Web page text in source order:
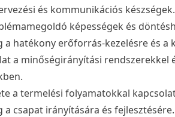
és kommunikációs készségek.
képességek és
a hatékony erőforrás-kezelésre és a
a minőségirányítási
a termelési folyamatokkal
a csapat irányítására és fejlesztésére.